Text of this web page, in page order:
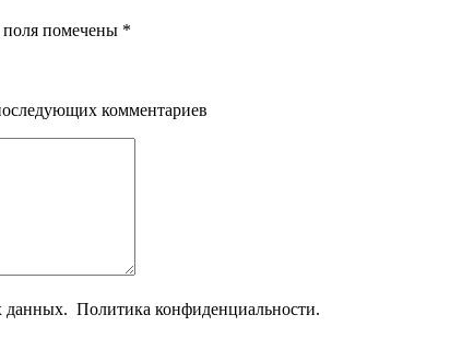
поля помечены *
комментариев
данных. Политика конфиденциальности.